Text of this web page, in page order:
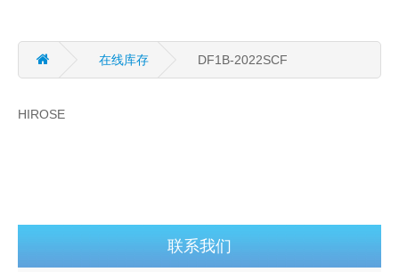
在线库存 DF1B-2022SCF
HIROSE
联系我们